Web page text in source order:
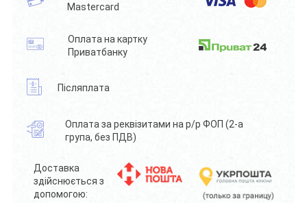
Mastercard
Оплата на картку
Приватбанку
Післяплата
Оплата за реквізитами на р/р ФОП (2-а
група, без ПДВ)
Доставка
здійснюється з
допомогою: